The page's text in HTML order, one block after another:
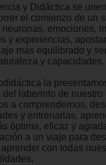
y Didáctica se
el comienzo de un
neuronas, emociones,
y experiencias,
más equilibrado y
y capacidades.
la
del laberinto de nuestro
a comprendernos,
y entrenarlas,
óptima, eficaz y
a un viaje para
con todas